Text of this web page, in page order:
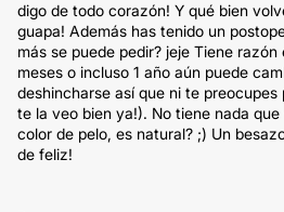
digo de todo corazón! Y qué bien
guapa! Además has tenido un
más se puede pedir? jeje Tiene
meses o incluso 1 año aún puede
deshincharse así que ni te
te la veo bien ya!). No tiene nada
color de pelo, es natural? ;) Un
de feliz!